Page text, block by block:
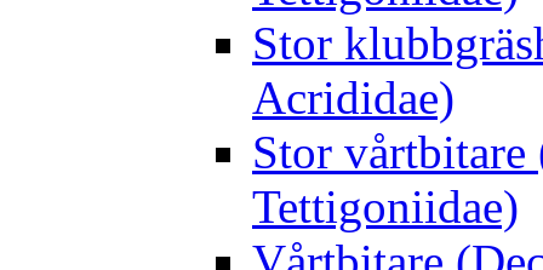
Stor
Acrididae)
Stor
Tettigoniidae)